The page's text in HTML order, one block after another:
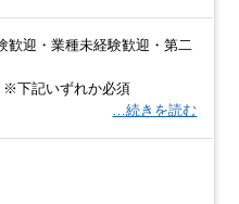
歓迎・業種未経験歓迎・第二
※下記いずれか必須
…続きを読む